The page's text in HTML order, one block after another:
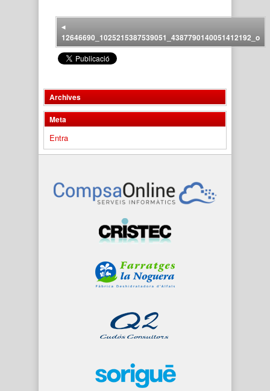
◂
12646690_1025215387539051_4387790140051412192_o
Archives
Meta
Entra